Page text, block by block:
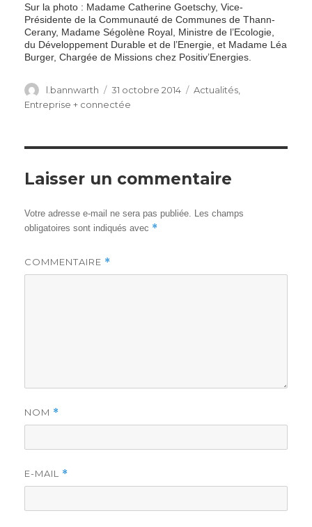
Sur la photo : Madame Catherine Goetschy, Vice-
Présidente de la Communauté de Communes de Thann-
Cerany, Madame Ségolène Royal, Ministre de l’Ecologie,
du Développement Durable et de l’Energie, et Madame Léa
Burger, Chargée de Missions chez Positiv’Energies.
Author
l.bannwarth
Posted
on
31 octobre 2014 Categories
Actualités
Entreprise + connectée
Laisser un commentaire
Votre adresse e-mail ne sera pas publiée. Les champs
obligatoires sont indiqués avec *
COMMENTAIRE *
NOM *
E-MAIL *